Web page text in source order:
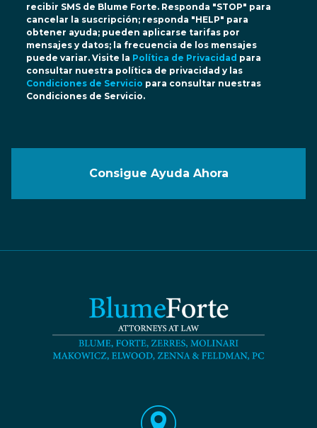
recibir SMS de Blume Forte. Responda "STOP" para
cancelar la suscripción; responda "HELP" para
obtener ayuda; pueden aplicarse tarifas por
mensajes y datos; la frecuencia de los mensajes
puede variar. Visite la Política de Privacidad para
consultar nuestra política de privacidad y las
Condiciones de Servicio para consultar nuestras
Condiciones de Servicio.
Consigue Ayuda Ahora